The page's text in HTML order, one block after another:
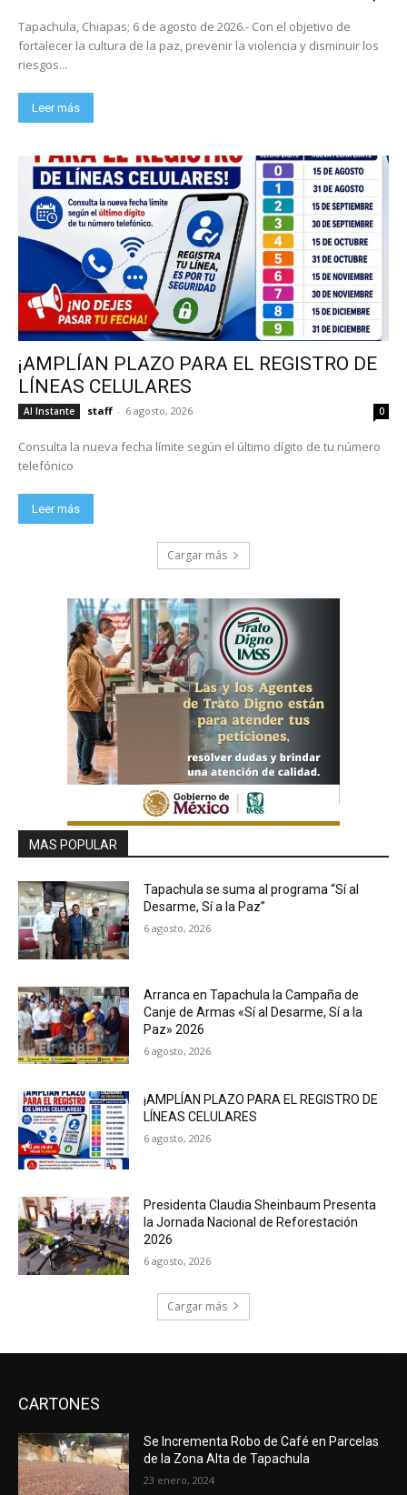
Tapachula, Chiapas; 6 de agosto de 2026.- Con el objetivo de
fortalecer la cultura de la paz, prevenir la violencia y disminuir los
riesgos...
Leer más
¡AMPLÍAN PLAZO PARA EL REGISTRO DE
LÍNEAS CELULARES
Al Instante staff - 6 agosto, 2026 0
Consulta la nueva fecha límite según el último dígito de tu número
telefónico
Leer más
Cargar más
MAS POPULAR
Tapachula se suma al programa “Sí al
Desarme, Sí a la Paz”
6 agosto, 2026
Arranca en Tapachula la Campaña de
Canje de Armas «Sí al Desarme, Sí a la
Paz» 2026
6 agosto, 2026
¡AMPLÍAN PLAZO PARA EL REGISTRO DE
LÍNEAS CELULARES
6 agosto, 2026
Presidenta Claudia Sheinbaum Presenta
la Jornada Nacional de Reforestación
2026
6 agosto, 2026
Cargar más
CARTONES
Se Incrementa Robo de Café en Parcelas
de la Zona Alta de Tapachula
23 enero, 2024